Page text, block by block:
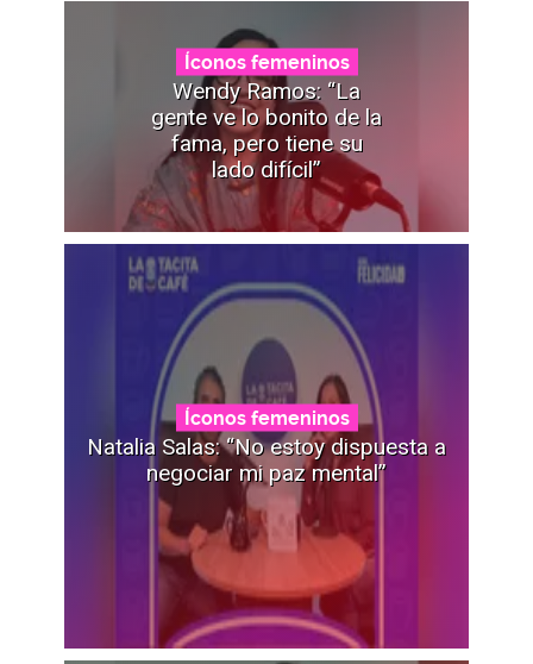
Íconos femeninos
Wendy Ramos: “La
gente ve lo bonito de la
fama, pero tiene su
lado difícil”
Íconos femeninos
Natalia Salas: “No estoy dispuesta a
negociar mi paz mental”